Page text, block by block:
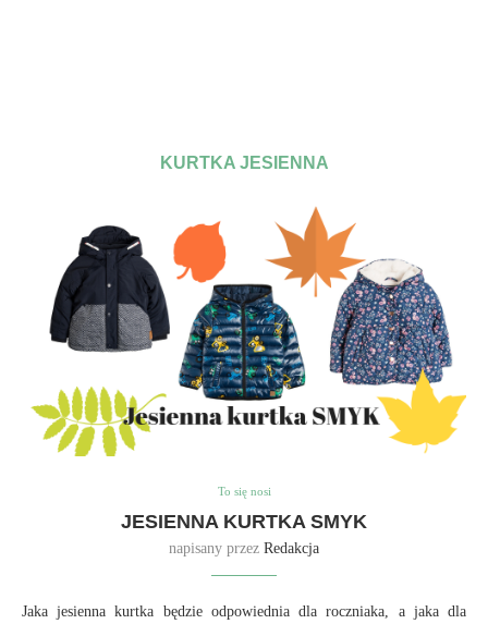
KURTKA JESIENNA
To się nosi
JESIENNA KURTKA SMYK
napisany przez Redakcja
Jaka jesienna kurtka będzie odpowiednia dla roczniaka, a jaka dla